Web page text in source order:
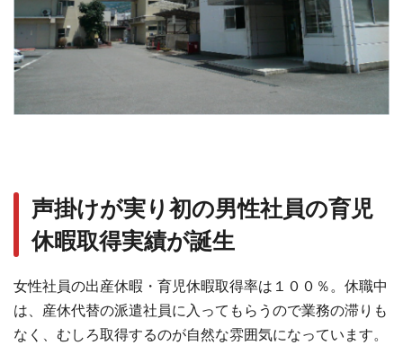
声掛けが実り初の男性社員の育児
休暇取得実績が誕⽣
⼥性社員の出産休暇・育児休暇取得率は１００％。休職中
は、産休代替の派遣社員に⼊ってもらうので業務の滞りも
なく、むしろ取得するのが⾃然な雰囲気になっています。